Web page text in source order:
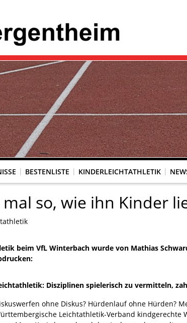
BESTENLISTE KINDERLEICHTATHLETIK
so, wie ihn Kinder
beim VfL Winterbach wurde von Mathias
Disziplinen spielerisch zu vermitteln,
ohne Diskus? Hürdenlauf ohne Hürden?
Leichtathletik-Verband